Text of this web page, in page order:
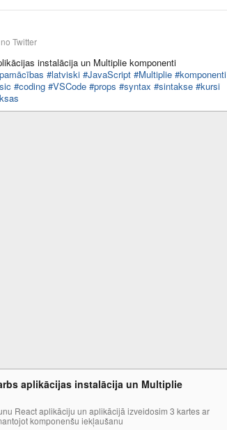
no Twitter
instalācija un Multiplie komponenti
#latviski #JavaScript #Multiplie #komponenti
#coding #VSCode #props #syntax #sintakse #kursi
aplikācijas instalācija un Multiplie
React aplikāciju un aplikācijā izveidosim 3 kartes ar
komponenšu iekļaušanu